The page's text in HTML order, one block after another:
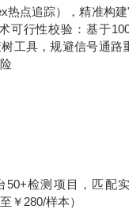
热点追踪），精准构
可行性校验：基于
工具，规避信号通路
50+检测项目，匹配
￥280/样本）